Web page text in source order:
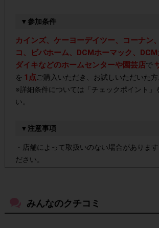
▼参加条件
カインズ、ケーヨーデイツー、コーナン
コ、ビバホーム、DCMホーマック、
ダイキなどのホームセンターや園芸店で
を 1点 ご購入いただき、お試しいただいた方
※詳細条件については「チェックポイント」
い。
▼注意事項
・店舗によって取扱いのない場合がありま
ださい。
上限に達しても、掲載期間内のアンケート回
みんなのクチコミ